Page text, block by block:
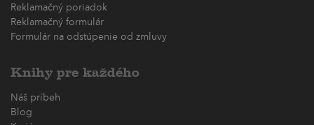
Reklamačný poriadok
Reklamačný formulár
Formulár na odstúpenie od zmluvy
Knihy pre každého
Náš príbeh
Blog